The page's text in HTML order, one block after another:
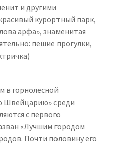
и другими
курортный парк,
арфа», знаменитая
пешие прогулки,
в горнолесной
Швейцарию» среди
с первого
«Лучшим городом
Почти половину его